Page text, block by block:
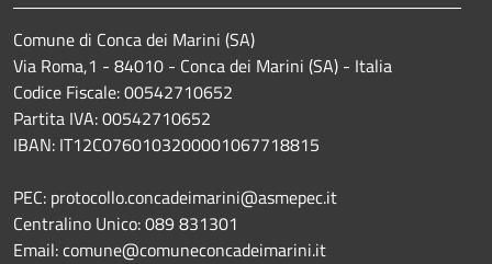
Comune di Conca dei Marini (SA)
Via Roma,1 - 84010 - Conca dei Marini (SA) - Italia
Codice Fiscale: 00542710652
Partita IVA: 00542710652
IBAN: IT12C0760103200001067718815
PEC: protocollo.concadeimarini@asmepec.it
Centralino Unico: 089 831301
Email: comune@comuneconcadeimarini.it